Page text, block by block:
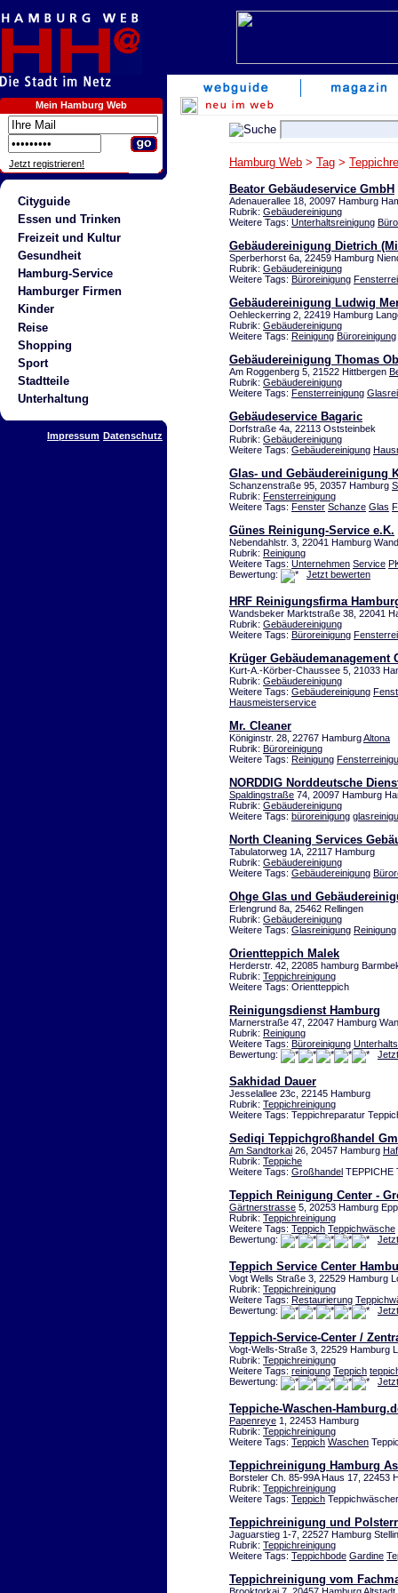
Mein Hamburg Web
Jetzt registrieren!
Cityguide
Essen und Trinken
Freizeit und Kultur
Gesundheit
Hamburg-Service
Hamburger Firmen
Kinder
Reise
Shopping
Sport
Stadtteile
Unterhaltung
Impressum Datenschutz
Hamburg Web > Tag >
Beator Gebäudeservice GmbH
Adenauerallee 18, 20097 Hamburg
Rubrik: Gebäudereinigung
Weitere Tags: Unterhaltsreinigung
Gebäudereinigung Dietrich
Sperberhorst 6a, 22459 Hamburg
Rubrik: Gebäudereinigung
Weitere Tags: Büroreinigung
Gebäudereinigung Ludwig
Oehleckerring 2, 22419 Hamburg
Rubrik: Gebäudereinigung
Weitere Tags: Reinigung Büroreinigung
Gebäudereinigung Thomas
Am Roggenberg 5, 21522 Hittbergen
Rubrik: Gebäudereinigung
Weitere Tags: Fensterreinigung
Gebäudeservice Bagaric
Dorfstraße 4a, 22113 Oststeinbek
Rubrik: Gebäudereinigung
Weitere Tags: Gebäudereinigung
Glas- und Gebäudereinigung
Schanzenstraße 95, 20357 Hamburg
Rubrik: Fensterreinigung
Weitere Tags: Fenster Schanze Glas
Günes Reinigung-Service e.K.
Nebendahlstr. 3, 22041 Hamburg
Rubrik: Reinigung
Weitere Tags: Unternehmen Service
Bewertung:
Jetzt bewerten
HRF Reinigungsfirma
Wandsbeker Marktstraße 38, 22041
Rubrik: Gebäudereinigung
Weitere Tags: Büroreinigung
Krüger Gebäudemanagement
Kurt-A.-Körber-Chaussee 5, 21033
Rubrik: Gebäudereinigung
Weitere Tags: Gebäudereinigung
Hausmeisterservice
Mr. Cleaner
Königinstr. 28, 22767 HamburgAltona
Rubrik: Büroreinigung
Weitere Tags: Reinigung
NORDDIG Norddeutsche
Spaldingstraße 74, 20097 Hamburg
Rubrik: Gebäudereinigung
Weitere Tags: büroreinigung
North Cleaning Services
Tabulatorweg 1A, 22117 Hamburg
Rubrik: Gebäudereinigung
Weitere Tags: Gebäudereinigung
Ohge Glas und
Erlengrund 8a, 25462 Rellingen
Rubrik: Gebäudereinigung
Weitere Tags: Glasreinigung Reinigung
Orientteppich Malek
Herderstr. 42, 22085 hamburg
Rubrik: Teppichreinigung
Weitere Tags: Orientteppich
Reinigungsdienst Hamburg
Marnerstraße 47, 22047 Hamburg
Rubrik: Reinigung
Weitere Tags: Büroreinigung
Bewertung:
Sakhidad Dauer
Jesselallee 23c, 22145 Hamburg
Rubrik: Teppichreinigung
Weitere Tags: Teppichreparatur
Sediqi Teppichgroßhandel
Am Sandtorkai 26, 20457 Hamburg
Rubrik: Teppiche
Weitere Tags: Großhandel TEPPICHE
Teppich Reinigung Center -
Gärtnerstrasse 5, 20253 Hamburg
Rubrik: Teppichreinigung
Weitere Tags: Teppich Teppichwäsche
Bewertung:
Teppich Service Center
Vogt Wells Straße 3, 22529 Hamburg
Rubrik: Teppichreinigung
Weitere Tags: Restaurierung
Bewertung:
Teppich-Service-Center /
Vogt-Wells-Straße 3, 22529 Hamburg
Rubrik: Teppichreinigung
Weitere Tags: reinigung Teppich
Bewertung:
Teppiche-Waschen-
Papenreye 1, 22453 Hamburg
Rubrik: Teppichreinigung
Weitere Tags: Teppich Waschen
Teppichreinigung Hamburg
Borsteler Ch. 85-99A Haus 17, 22453
Rubrik: Teppichreinigung
Weitere Tags: Teppich
Teppichreinigung und
Jaguarstieg 1-7, 22527 Hamburg
Rubrik: Teppichreinigung
Weitere Tags: Teppichbode Gardine
Teppichreinigung vom